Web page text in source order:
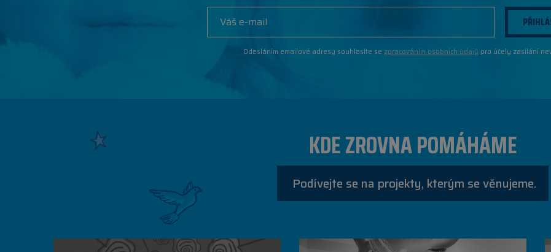
Odesláním emailové adresy souhlasíte se zpracováním osobních údajů pro účely zasílání
KDE ZROVNA POMÁHÁME
Podívejte se na projekty, kterým se věnujeme.